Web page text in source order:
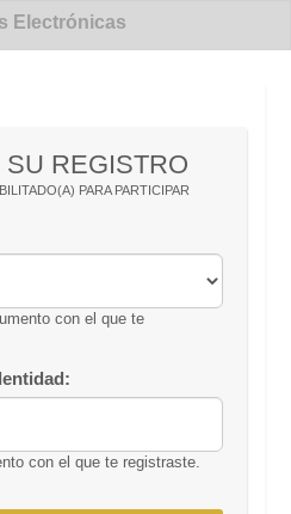
Electrónicas
SU REGISTRO
PARA PARTICIPAR
con el que te
con el que te registraste.